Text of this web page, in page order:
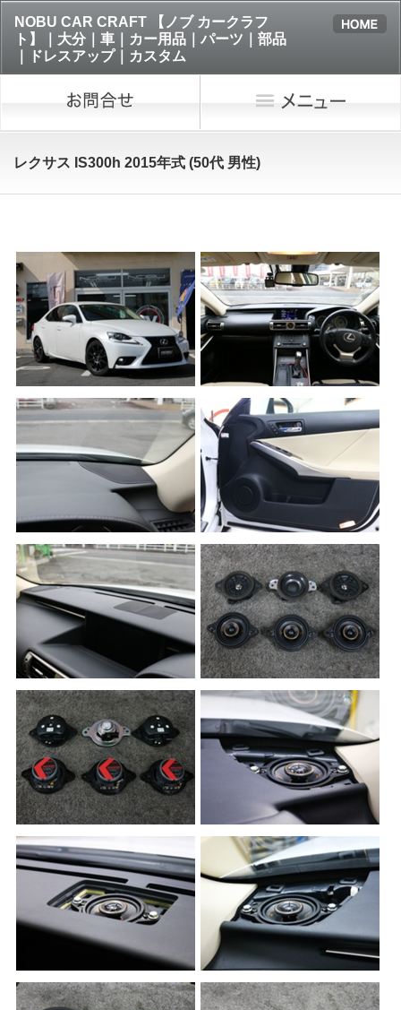
NOBU CAR CRAFT 【ノブ カークラフ
ト】｜大分｜車｜カー用品｜パーツ｜部品
｜ドレスアップ｜カスタム
レクサス IS300h 2015年式 (50代 男性)